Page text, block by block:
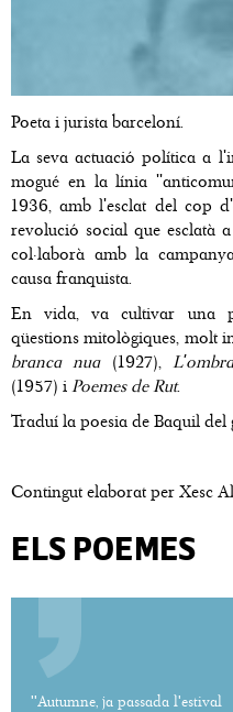
Poeta i jurista barceloní.
La seva actuació política a
mogué en la línia
1936, amb l'esclat del cop
revolució social que esclatà
col·laborà amb la
causa franquista.
En vida, va cultivar una
qüestions mitològiques, molt
branca nua (1927),
(1957) i Poemes de Rut.
Traduí la poesia de Baquil del
Contingut elaborat per Xesc
ELS POEMES
''Autumne, ja passada l'estival